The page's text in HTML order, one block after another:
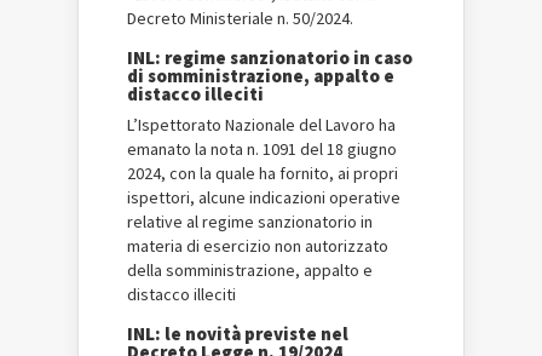
Decreto Ministeriale n. 50/2024.
INL: regime sanzionatorio in caso
di somministrazione, appalto e
distacco illeciti
L’Ispettorato Nazionale del Lavoro ha
emanato la nota n. 1091 del 18 giugno
2024, con la quale ha fornito, ai propri
ispettori, alcune indicazioni operative
relative al regime sanzionatorio in
materia di esercizio non autorizzato
della somministrazione, appalto e
distacco illeciti
INL: le novità previste nel